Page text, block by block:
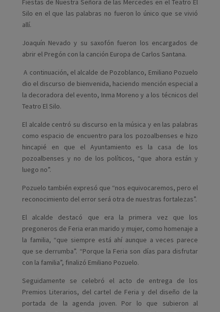
Fiestas de Nuestra Señora de las Mercedes en el Teatro El
Silo en el que las palabras no fueron lo único que se vivió
allí.
Joaquín Nevado y su saxofón fueron los encargados de
abrir el Pregón con la canción Europa de Carlos Santana.
A continuación, el alcalde de Pozoblanco, Emiliano Pozuelo
dio el discurso de bienvenida, haciendo mención especial a
la decoradora del evento, Inma Moreno y a los técnicos del
Teatro El Silo.
El alcalde centró su discurso en la música y en las palabras
como espacio de encuentro para los pozoalbenses e hizo
hincapié en que el Ayuntamiento es la casa de los
pozoalbenses y no de los políticos, “que ahora están y
luego no”.
Pozuelo también expresó que “nos equivocaremos, pero el
reconocimiento del error será otra de nuestras fortalezas”.
El alcalde destacó que era la primera vez que los
pregoneros de Feria eran marido y mujer, como homenaje a
la familia, “que siempre está ahí aunque a veces parece
que se derrumba”. “Porque la Feria son días para disfrutar
con la familia”, finalizó Emiliano Pozuelo.
Seguidamente se celebró el acto de entrega de los
Premios Literarios, del cartel de Feria y del diseño de la
portada de la agenda joven. Por lo que subieron al